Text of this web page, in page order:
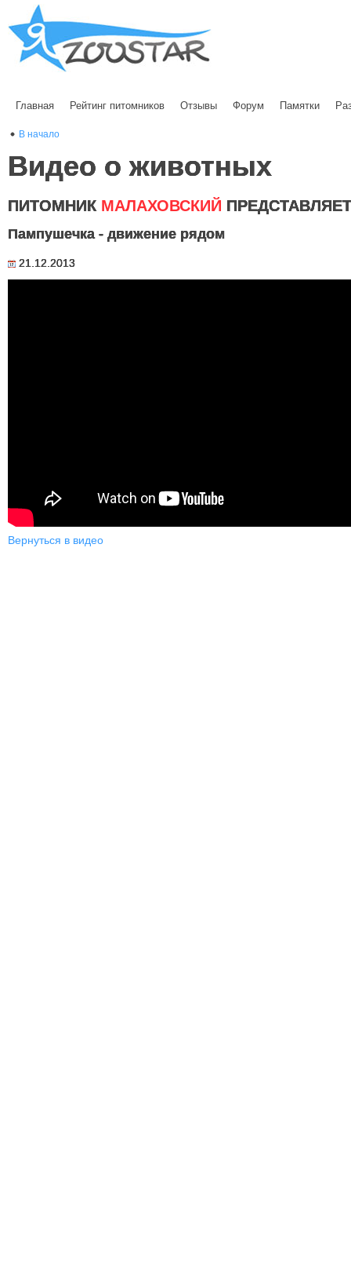
Главная Рейтинг питомников Отзывы Форум Памятки
В начало
Видео о животных
ПИТОМНИК МАЛАХОВСКИЙ ПРЕДСТАВЛЯЕТ
Пампушечка - движение рядом
21.12.2013
Вернуться в видео